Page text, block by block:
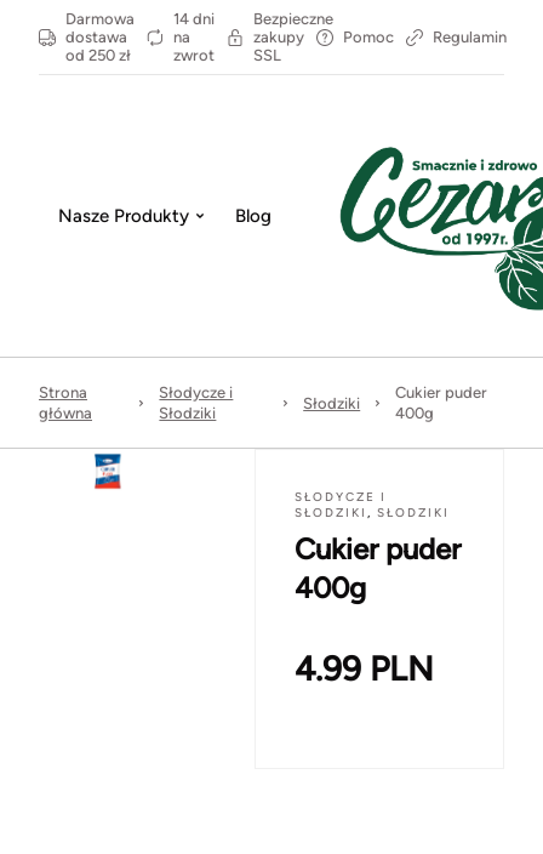
Darmowa
dostawa
od 250 zł
14 dni
na
zwrot
Bezpieczne
zakupy
SSL
Pomoc Regulamin
Nasze Produkty Blog
Strona
główna
Słodycze i
Słodziki
Słodziki
Cukier puder
400g
SŁODYCZE I
SŁODZIKI , SŁODZIKI
Cukier puder
400g
4.99PLN